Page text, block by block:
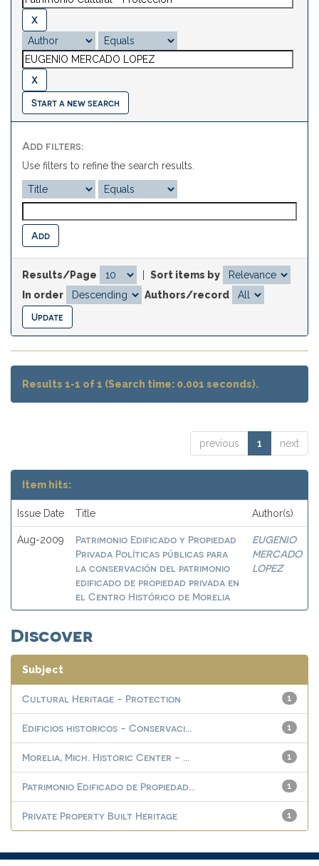
Start a new search
Add filters:
Use filters to refine the search results.
Results/Page
Sort items by
In order
Authors/record
Results 1-1 of 1 (Search time: 0.001 seconds).
previous 1 next
Item hits:
Issue Date Title Author(s)
Aug-2009
Patrimonio Edificado y Propiedad
Privada Políticas públicas para
la conservación del patrimonio
edificado de propiedad privada en
el Centro Histórico de Morelia
EUGENIO
MERCADO
LOPEZ
Discover
Subject
1
Cultural Heritage - Protection
1
Edificios historicos - Conservaci...
1
Morelia, Mich. Historic Center - ...
1
Patrimonio Edificado de Propiedad...
1
Private Property Built Heritage